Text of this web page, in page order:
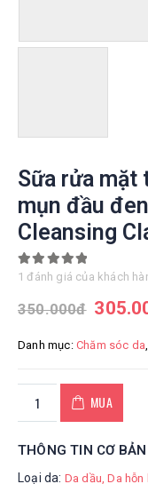
Sữa rửa mặt
mụn đầu
Cleansing
5.00out of 5
1 đánh giá của khách
350.000đ
Danh mục: Chăm sóc da,
MUA
THÔNG TIN CƠ BẢN
Loại da: Da dầu Da hỗn